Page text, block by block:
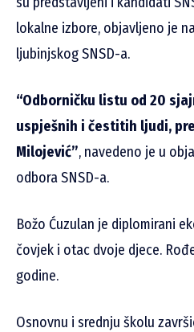
lokalne izbore, objavljeno je
ljubinjskog SNSD-a.
“Odborničku listu od 20
uspješnih i čestitih ljudi,
Milojević”, navedeno je u
odbora SNSD-a.
Božo Ćuzulan je diplomirani
čovjek i otac dvoje djece.
godine.
Osnovnu i srednju školu